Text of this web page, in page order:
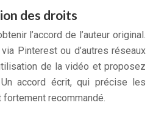
des droits
l’accord de l’auteur original.
Pinterest ou d’autres réseaux
de la vidéo et proposez
accord écrit, qui précise les
recommandé.